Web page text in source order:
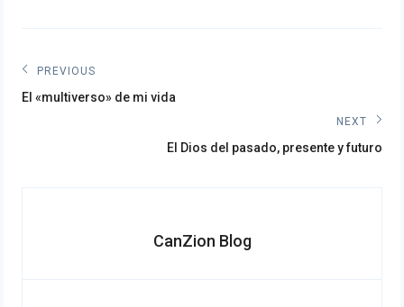
Navegación
de
PREVIOUS
Previous
El «multiverso» de mi vida
NEXT
Next
El Dios del pasado, presente y futuro
CanZion Blog